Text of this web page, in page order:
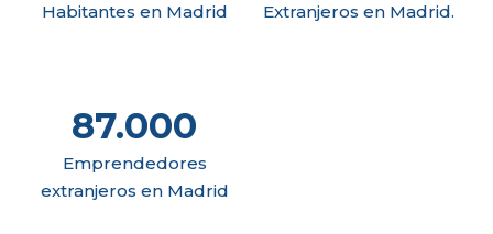
Habitantes en Madrid Extranjeros en Madrid.
87.000
Emprendedores
extranjeros en Madrid